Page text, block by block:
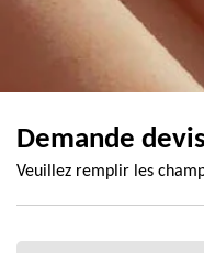
Demande
Veuillez remplir les